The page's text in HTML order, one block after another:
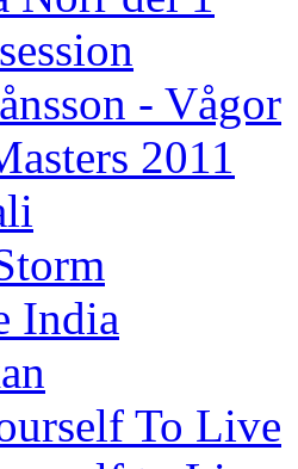
- Vågor
2011
India
To Live